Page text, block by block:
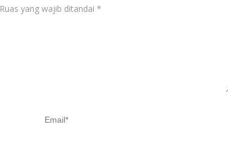
Ruas yang wajib ditandai *